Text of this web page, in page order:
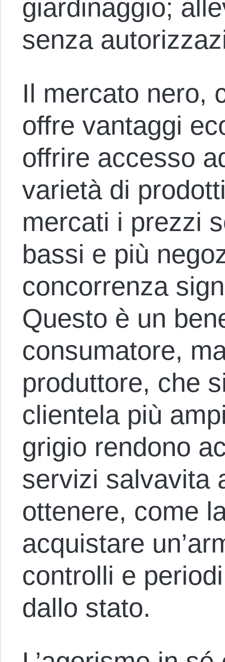
giardinaggio;
senza
Il mercato nero,
offre vantaggi
offrire accesso
varietà di
mercati i prezzi
bassi e più
concorrenza
Questo è un
consumatore,
produttore, che
clientela più
grigio rendono
servizi salvavita
ottenere, come
acquistare
controlli e
dallo stato.